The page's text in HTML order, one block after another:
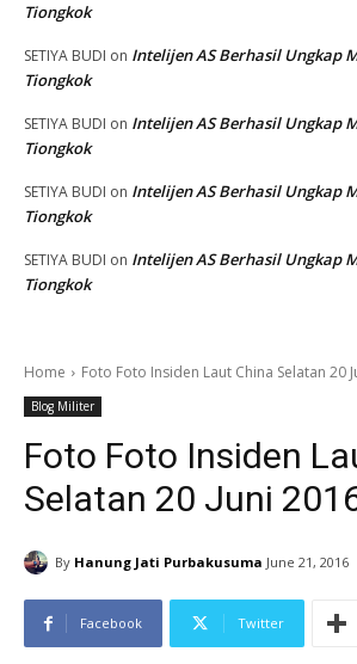
Tiongkok
SETIYA BUDI on Intelijen AS Berhasil Ungkap
Tiongkok
SETIYA BUDI on Intelijen AS Berhasil Ungkap
Tiongkok
SETIYA BUDI on Intelijen AS Berhasil Ungkap
Tiongkok
SETIYA BUDI on Intelijen AS Berhasil Ungkap
Tiongkok